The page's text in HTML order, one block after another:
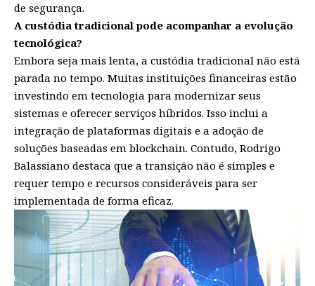
de segurança.
A custódia tradicional pode acompanhar a evolução
tecnológica?
Embora seja mais lenta, a custódia tradicional não está
parada no tempo. Muitas instituições financeiras estão
investindo em tecnologia para modernizar seus
sistemas e oferecer serviços híbridos. Isso inclui a
integração de plataformas digitais e a adoção de
soluções baseadas em blockchain. Contudo, Rodrigo
Balassiano destaca que a transição não é simples e
requer tempo e recursos consideráveis para ser
implementada de forma eficaz.